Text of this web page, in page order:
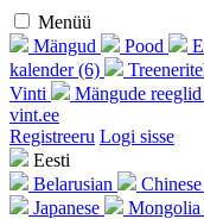
Menüü
Mängud
Pood
kalender (6)
Vinti
Mängude reeglid
vint.ee
Regist­reeru Logi sisse
Eesti
Belarusian
Chinese
Japanese
Mongolia